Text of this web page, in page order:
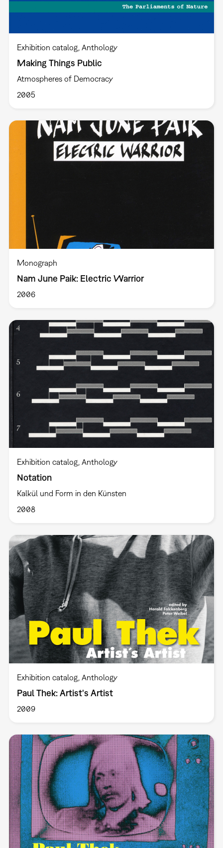
Exhibition catalog Anthology
Making Things Public
Atmospheres of Democracy
2005
Monograph
Nam June Paik: Electric Warrior
2006
Exhibition catalog Anthology
Notation
Kalkül und Form in den Künsten
2008
Exhibition catalog Anthology
Paul Thek: Artist's Artist
2009